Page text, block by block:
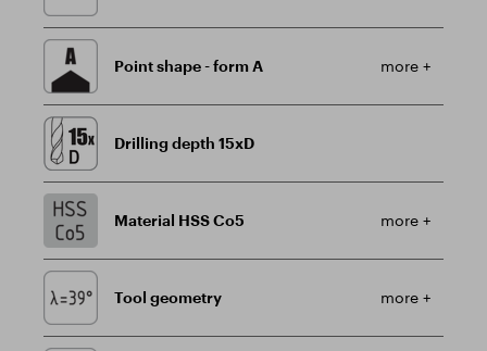
Point shape - form A more +
Drilling depth 15xD
Material HSS Co5 more +
Tool geometry more +